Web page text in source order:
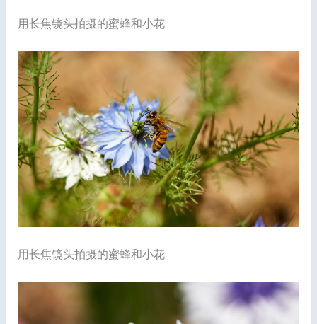
用长焦镜头拍摄的蜜蜂和小花
用长焦镜头拍摄的蜜蜂和小花